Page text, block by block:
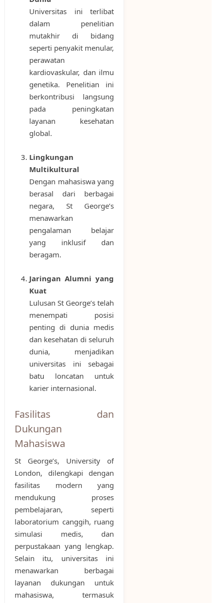
Universitas ini terlibat
dalam penelitian
mutakhir di bidang
seperti penyakit menular,
perawatan
kardiovaskular, dan ilmu
genetika. Penelitian ini
berkontribusi langsung
pada peningkatan
layanan kesehatan
global.
Lingkungan
Multikultural
Dengan mahasiswa yang
berasal dari berbagai
negara, St George’s
menawarkan
pengalaman belajar
yang inklusif dan
beragam.
Jaringan Alumni yang
Kuat
Lulusan St George’s telah
menempati posisi
penting di dunia medis
dan kesehatan di seluruh
dunia, menjadikan
universitas ini sebagai
batu loncatan untuk
karier internasional.
Fasilitas dan
Dukungan
Mahasiswa
St George’s, University of
London, dilengkapi dengan
fasilitas modern yang
mendukung proses
pembelajaran, seperti
laboratorium canggih, ruang
simulasi medis, dan
perpustakaan yang lengkap.
Selain itu, universitas ini
menawarkan berbagai
layanan dukungan untuk
mahasiswa, termasuk